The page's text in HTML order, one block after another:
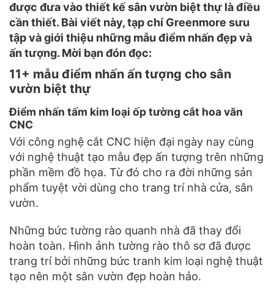
được đưa vào thiết kế sân vườn biệt thự là điều
cần thiết. Bài viết này, tạp chí Greenmore sưu
tập và giới thiệu những mẫu điểm nhấn đẹp và
ấn tượng. Mời bạn đón đọc:
11+ mẫu điểm nhấn ấn tượng cho sân
vườn biệt thự
Điểm nhấn tấm kim loại ốp tường cắt hoa văn
CNC
Với công nghệ cắt CNC hiện đại ngày nay cùng
với nghệ thuật tạo mẫu đẹp ấn tượng trên những
phần mềm đồ họa. Từ đó cho ra đời những sản
phẩm tuyệt vời dùng cho trang trí nhà cửa, sân
vườn.
Những bức tường rào quanh nhà đã thay đổi
hoàn toàn. Hình ảnh tường rào thô sơ đã được
trang trí bởi những bức tranh kim loại nghệ thuật
tạo nên một sân vườn đẹp hoàn hảo.